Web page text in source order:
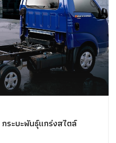
ระบะพันธุ์แกร่งสไตล์